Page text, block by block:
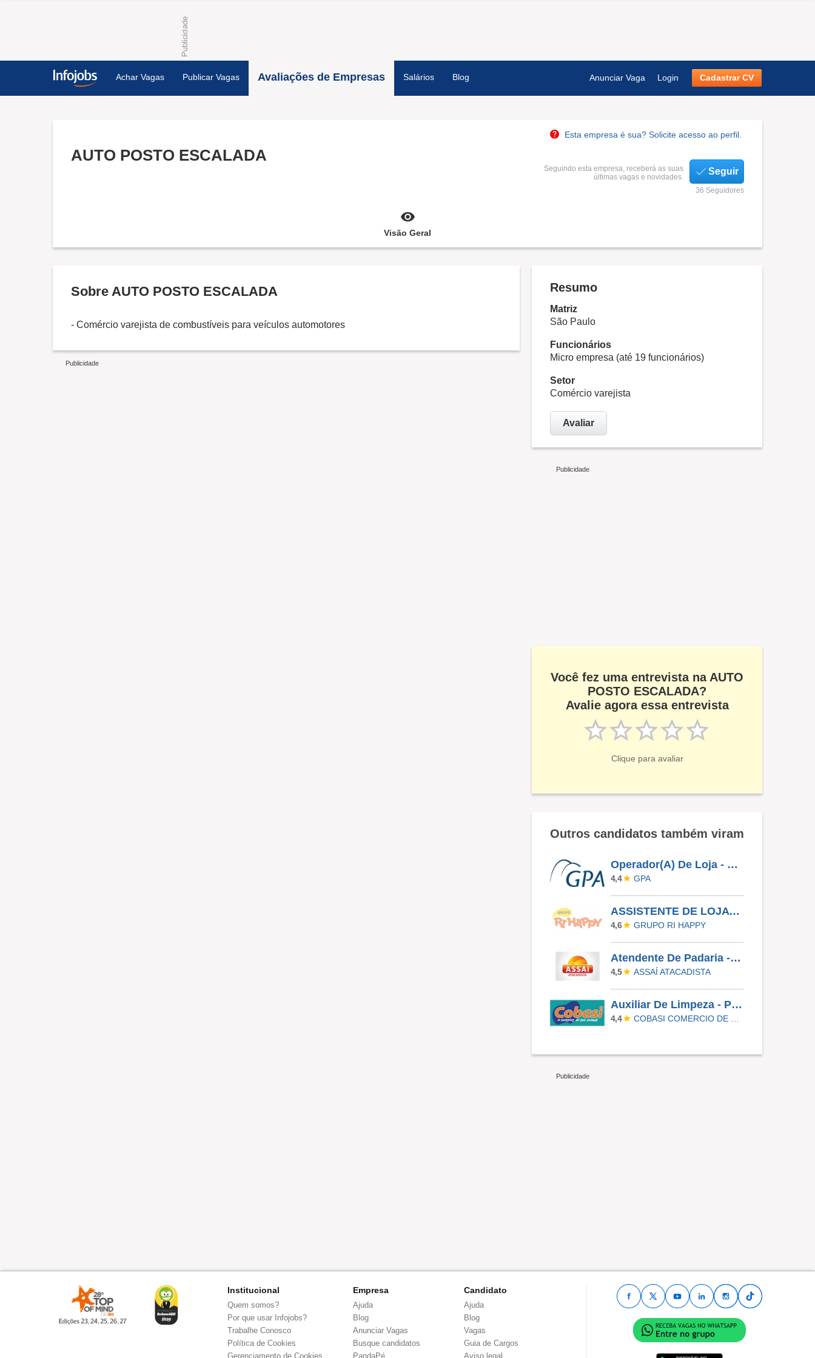
Achar Vagas Publicar Vagas Avaliações de Empresas Salários Blog Anunciar Vaga Login Cadastrar CV
Esta empresa é sua? Solicite acesso ao perfil.
AUTO POSTO ESCALADA
Seguindo esta empresa, receberá as suas
últimas vagas e novidades.
Seguir
36 Seguidores
Visão Geral
Sobre AUTO POSTO ESCALADA
- Comércio varejista de combustíveis para veículos automotores
Resumo
Matriz
São Paulo
Funcionários
Micro empresa (até 19 funcionários)
Setor
Comércio varejista
Avaliar
Você fez uma entrevista na AUTO
POSTO ESCALADA?
Avalie agora essa entrevista
Clique para avaliar
Outros candidatos também viram
Operador(A) De Loja - Jardim Das Palmeiras - Campinas SP
4,4 GPA
ASSISTENTE DE LOJA - RIO PRETO SHOPPING - EFETIVO
4,6 GRUPO RI HAPPY
Atendente De Padaria - Temporário (Alto Da XV)
4,5 ASSAÍ ATACADISTA
Auxiliar De Limpeza - Paulinia
4,4
Institucional
Quem somos?
Por que usar Infojobs?
Trabalhe Conosco
Política de Cookies
Gerenciamento de Cookies
Empresa
Ajuda
Blog
Anunciar Vagas
Busque candidatos
PandaPé
Candidato
Ajuda
Blog
Vagas
Guia de Cargos
Aviso legal